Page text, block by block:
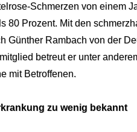
Schmerzen von einem
80 Prozent. Mit den
Günther Rambach von der
betreut er unter
mit Betroffenen.
zu wenig bekannt